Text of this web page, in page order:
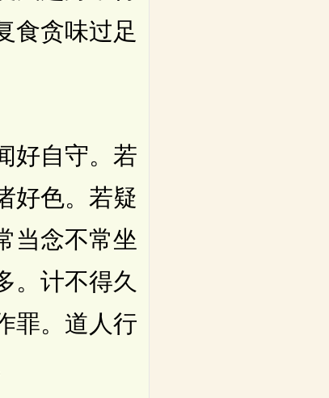
食贪味过足
自守。若
好色。若疑
当念不常坐
。计不得久
罪。道人行